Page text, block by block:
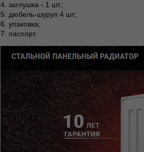
4. заглушка - 1 шт.;
5. дюбель-шуруп 4 шт.;
6. упаковка;
7. паспорт.